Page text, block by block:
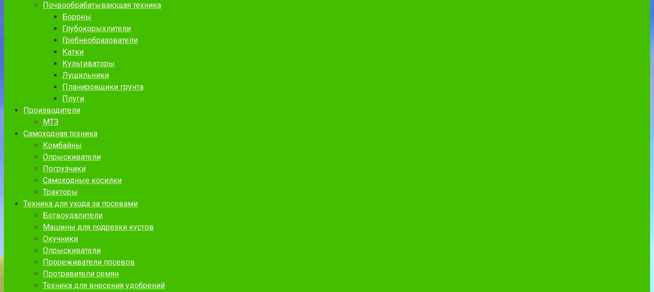
Почвообрабатывающая техника
Бороны
Глубокорыхлители
Гребнеобразователи
Катки
Культиваторы
Лущильники
Планировщики грунта
Плуги
Производители
МТЗ
Самоходная техника
Комбайны
Опрыскиватели
Погрузчики
Самоходные косилки
Тракторы
Техника для ухода за посевами
Ботвоудалители
Машины для подрезки кустов
Окучники
Опрыскиватели
Прореживатели посевов
Протравители семян
Техника для внесения удобрений